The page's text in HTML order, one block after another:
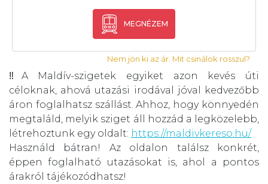
MEGNÉZEM
Nem jön ki az ár. Mit csinálok rosszul?
‼️A Maldív-szigetek egyiket azon kevés úti
céloknak, ahová utazási irodával jóval kedvezőbb
áron foglalhatsz szállást. Ahhoz, hogy könnyedén
megtaláld, melyik sziget áll hozzád a legközelebb,
létrehoztunk egy oldalt: https://maldivkereso.hu/
Használd bátran! Az oldalon találsz konkrét,
éppen foglalható utazásokat is, ahol a pontos
árakról tájékozódhatsz!